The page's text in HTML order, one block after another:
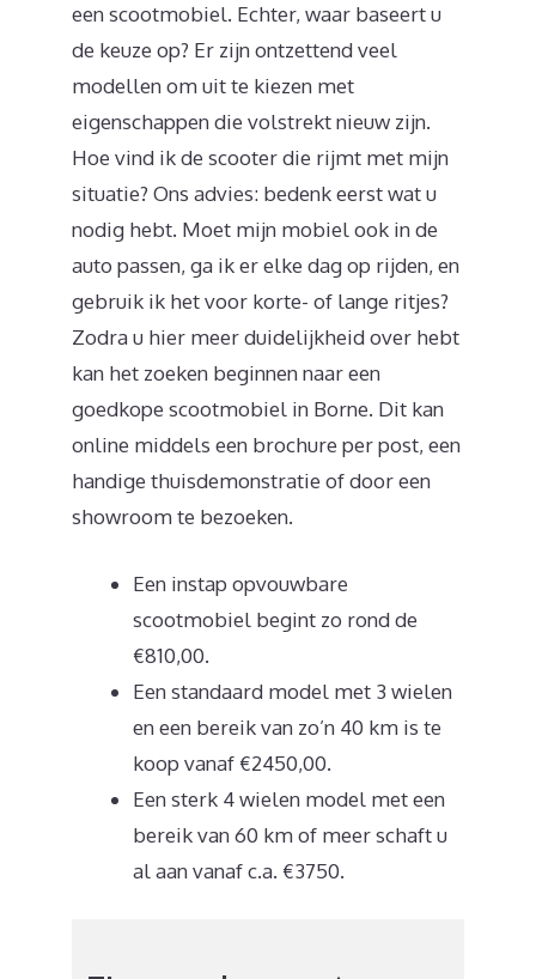
een scootmobiel. Echter, waar baseert u
de keuze op? Er zijn ontzettend veel
modellen om uit te kiezen met
eigenschappen die volstrekt nieuw zijn.
Hoe vind ik de scooter die rijmt met mijn
situatie? Ons advies: bedenk eerst wat u
nodig hebt. Moet mijn mobiel ook in de
auto passen, ga ik er elke dag op rijden, en
gebruik ik het voor korte- of lange ritjes?
Zodra u hier meer duidelijkheid over hebt
kan het zoeken beginnen naar een
goedkope scootmobiel in Borne. Dit kan
online middels een brochure per post, een
handige thuisdemonstratie of door een
showroom te bezoeken.
Een instap opvouwbare
scootmobiel begint zo rond de
€810,00.
Een standaard model met 3 wielen
en een bereik van zo’n 40 km is te
koop vanaf €2450,00.
Een sterk 4 wielen model met een
bereik van 60 km of meer schaft u
al aan vanaf c.a. €3750.